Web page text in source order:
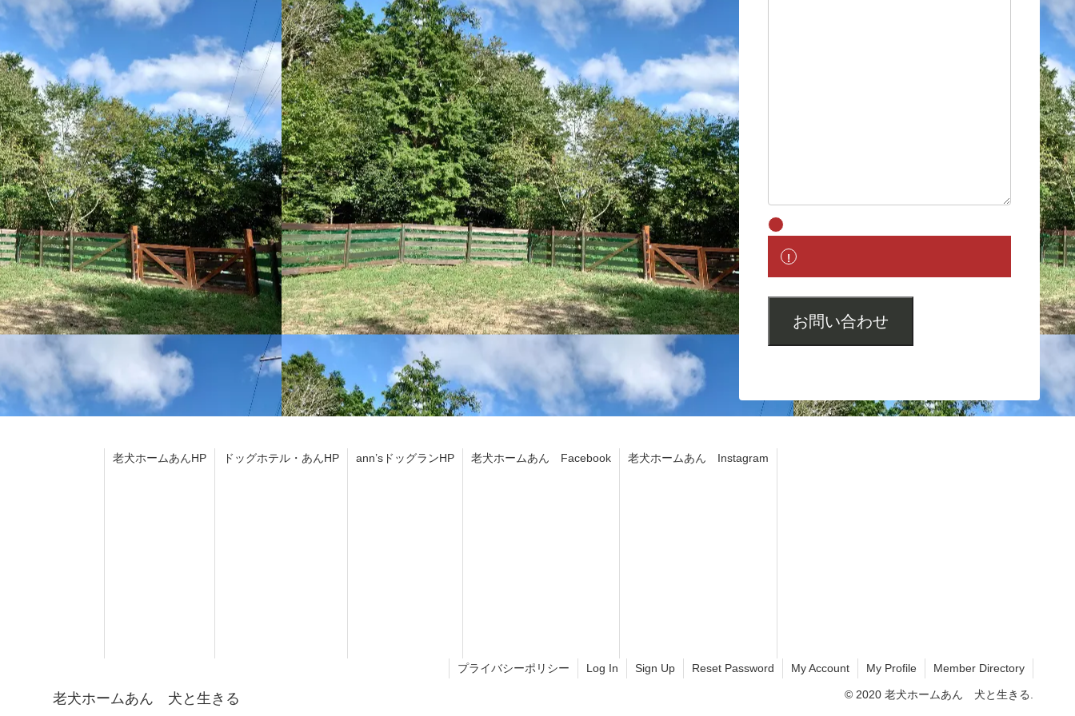
お問い合わせ
老犬ホームあん 犬と生きる
老犬ホームあんHP ドッグホテル・あんHP ann’sドッグランHP 老犬ホームあん Facebook 老犬ホームあん Instagram
プライバシーポリシー Log In Sign Up Reset Password My Account My Profile Member Directory
© 2020 老犬ホームあん 犬と生きる.